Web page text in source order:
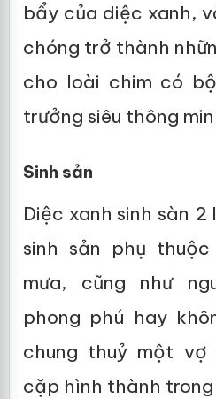
bẩy của diệc xanh,
chóng trở thành
cho loài chim có
trưởng siêu thông
Sinh sản
Diệc xanh sinh sàn
sinh sản phụ
mưa, cũng như
phong phú hay
chung thuỷ một
cặp hình thành trong